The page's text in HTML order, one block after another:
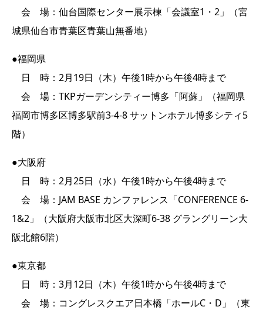
会 場：仙台国際センター展示棟「会議室1・2」（宮
城県仙台市青葉区青葉山無番地）
●福岡県
日 時：2月19日（木）午後1時から午後4時まで
会 場：TKPガーデンシティー博多「阿蘇」（福岡県
福岡市博多区博多駅前3-4-8 サットンホテル博多シティ5
階）
●大阪府
日 時：2月25日（水）午後1時から午後4時まで
会 場：JAM BASE カンファレンス「CONFERENCE 6-
1&2」（大阪府大阪市北区大深町6-38 グラングリーン大
阪北館6階）
●東京都
日 時：3月12日（木）午後1時から午後4時まで
会 場：コングレスクエア日本橋「ホールC・D」（東